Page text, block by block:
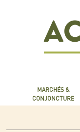
MARCHÉS &
CONJONCTURE